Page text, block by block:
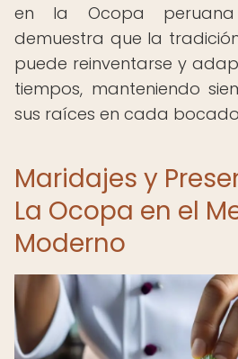
en la Ocopa peruana
demuestra que la
puede reinventarse y
tiempos, manteniendo
sus raíces en cada
Maridajes y
La Ocopa en el
Moderno